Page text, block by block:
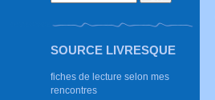
SOURCE LIVRESQUE
fiches de lecture selon mes
rencontres